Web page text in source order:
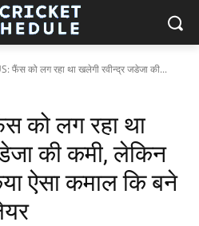
फैंस को लग रहा था खलेगी रवीन्द्र जडेजा की...
को लग रहा था
की कमी, लेकिन
ऐसा कमाल कि बने